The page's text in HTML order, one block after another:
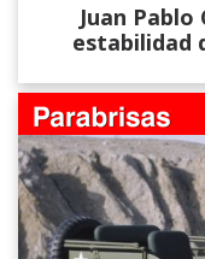
Juan
estabilidad